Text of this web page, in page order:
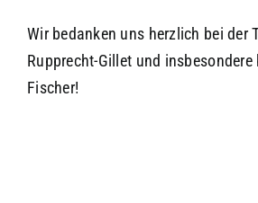
Wir bedanken uns herzlich bei der
Rupprecht-Gillet und insbesondere
Fischer!